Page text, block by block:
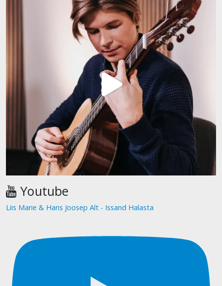
Youtube
Liis Marie & Hans Joosep Alt - Issand Halasta